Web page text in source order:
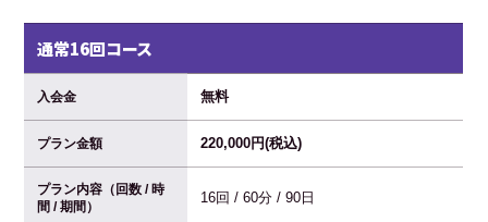
通常16回コース
入会金 無料
プラン金額 220,000円(税込)
プラン内容（回数 / 時
間 / 期間）
16回 / 60分 / 90日